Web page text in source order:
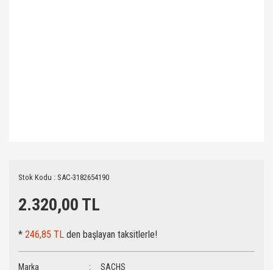
Stok Kodu : SAC-3182654190
2.320,00 TL
* 246,85 TL den başlayan taksitlerle!
Marka SACHS